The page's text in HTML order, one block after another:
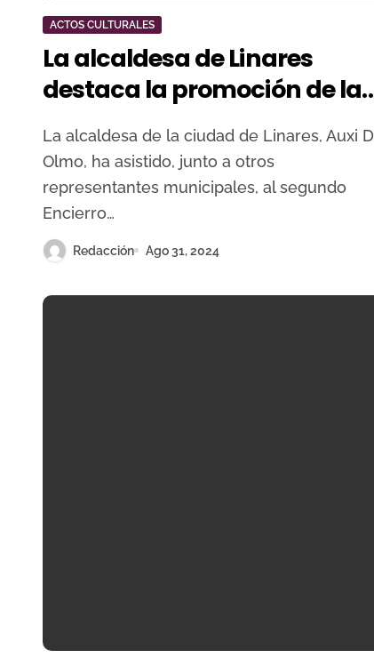
ACTOS CULTURALES
La alcaldesa de Linares
destaca la promoción de la
tauromaquia por los más
jóvenes
La alcaldesa de la ciudad de Linares, Auxi Del
Olmo, ha asistido, junto a otros
representantes municipales, al segundo
Encierro…
Redacción Ago 31, 2024